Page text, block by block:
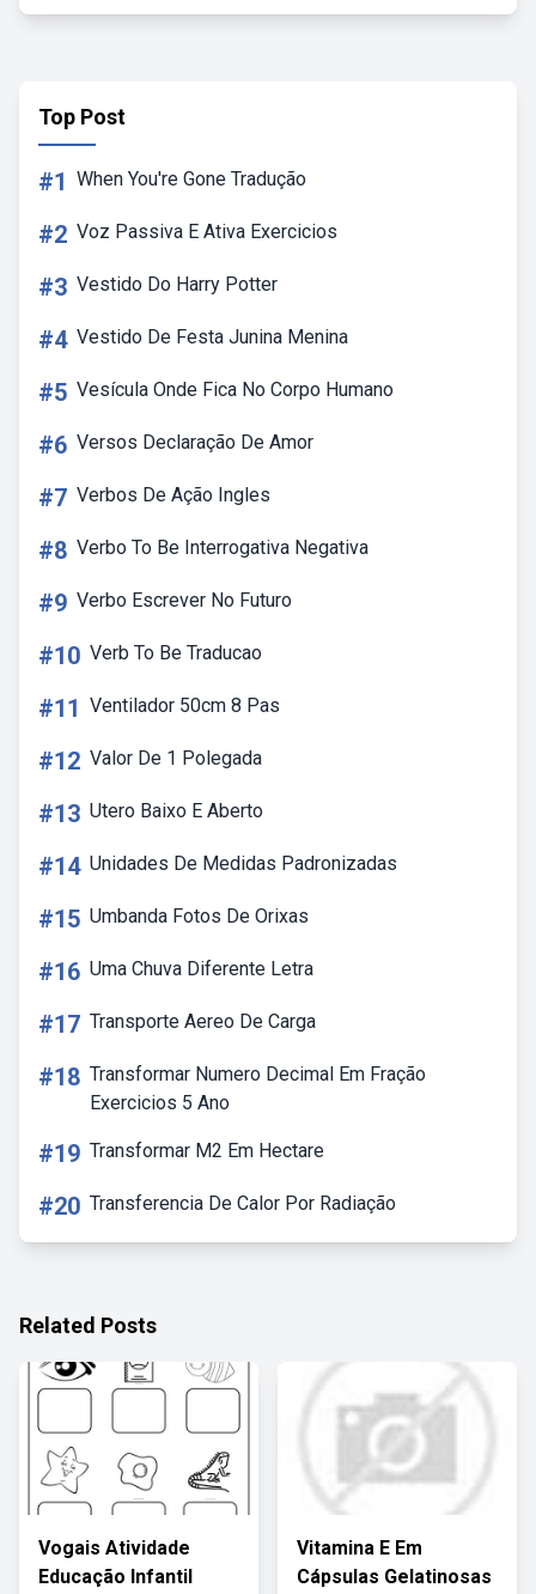
Top Post
#1 When You're Gone Tradução
#2 Voz Passiva E Ativa Exercicios
#3 Vestido Do Harry Potter
#4 Vestido De Festa Junina Menina
#5 Vesícula Onde Fica No Corpo Humano
#6 Versos Declaração De Amor
#7 Verbos De Ação Ingles
#8 Verbo To Be Interrogativa Negativa
#9 Verbo Escrever No Futuro
#10 Verb To Be Traducao
#11 Ventilador 50cm 8 Pas
#12 Valor De 1 Polegada
#13 Utero Baixo E Aberto
#14 Unidades De Medidas Padronizadas
#15 Umbanda Fotos De Orixas
#16 Uma Chuva Diferente Letra
#17 Transporte Aereo De Carga
#18 Transformar Numero Decimal Em Fração
Exercicios 5 Ano
#19 Transformar M2 Em Hectare
#20 Transferencia De Calor Por Radiação
Related Posts
Vogais Atividade
Educação Infantil
Vitamina E Em
Cápsulas Gelatinosas